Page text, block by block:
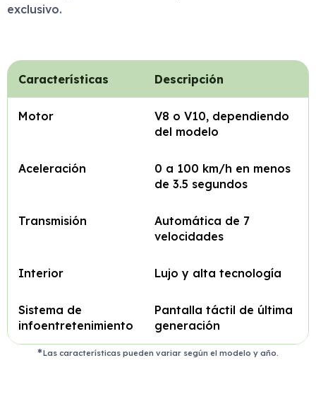
exclusivo.
Características Descripción
Motor
V8 o V10, dependiendo
del modelo
Aceleración
0 a 100 km/h en menos
de 3.5 segundos
Transmisión
Automática de 7
velocidades
Interior Lujo y alta tecnología
Sistema de
infoentretenimiento
Pantalla táctil de última
generación
Las características pueden variar según el modelo y año.